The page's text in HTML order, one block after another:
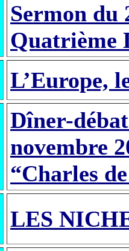
Sermon du
Quatrième
L’Europe,
Dîner-
novembre
“Charles
LES